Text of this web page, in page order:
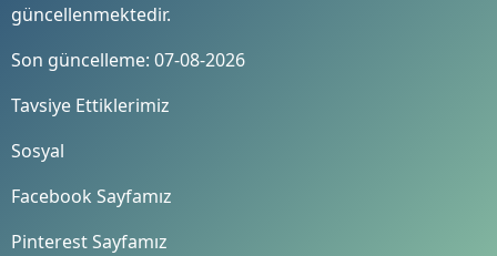
güncellenmektedir.
Son güncelleme: 07-08-2026
Tavsiye Ettiklerimiz
Sosyal
Facebook Sayfamız
Pinterest Sayfamız